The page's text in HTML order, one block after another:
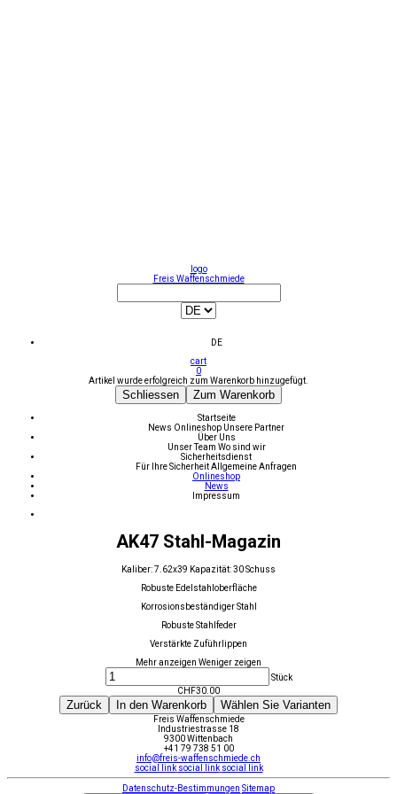
logo
Freis Waffenschmiede
DE
cart
0
Artikel wurde erfolgreich zum Warenkorb hinzugefügt.
Schliessen Zum Warenkorb
Startseite
News Onlineshop Unsere Partner
Über Uns
Unser Team Wo sind wir
Sicherheitsdienst
Für Ihre SicherheitAllgemeine Anfragen
Onlineshop
News
Impressum
AK47 Stahl-Magazin
Kaliber: 7.62x39 Kapazität: 30 Schuss
Robuste Edelstahloberfläche
Korrosionsbeständiger Stahl
Robuste Stahlfeder
Verstärkte Zuführlippen
Mehr anzeigen Weniger zeigen
Stück
CHF30.00
Zurück In den Warenkorb Wählen Sie Varianten
Freis Waffenschmiede
Industriestrasse 18
9300 Wittenbach
+41 79 738 51 00
info@freis-waffenschmiede.ch
social link social link social link
Datenschutz-Bestimmungen Sitemap